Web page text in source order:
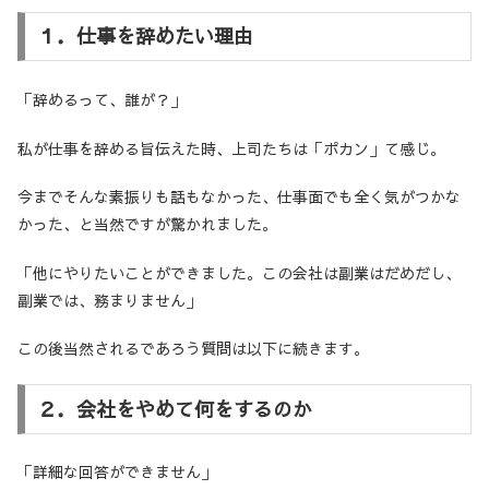
１．仕事を辞めたい理由
「辞めるって、誰が？」
私が仕事を辞める旨伝えた時、上司たちは「ポカン」て感じ。
今までそんな素振りも話もなかった、仕事面でも全く気がつかな
かった、と当然ですが驚かれました。
「他にやりたいことができました。この会社は副業はだめだし、
副業では、務まりません」
この後当然されるであろう質問は以下に続きます。
２．会社をやめて何をするのか
「詳細な回答ができません」